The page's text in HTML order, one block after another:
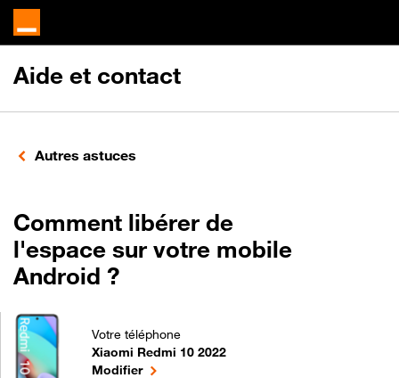
Aide et contact
Autres astuces
Comment libérer de
l'espace sur votre mobile
Android ?
Votre téléphone
Xiaomi Redmi 10 2022
Comment libérer de l'espace sur votre mobile
Modifierle téléphone sélectionné